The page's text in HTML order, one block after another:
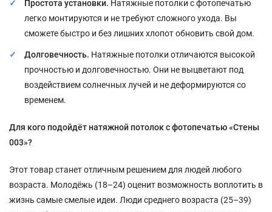
Простота установки. Натяжные потолки с фотопечатью
легко монтируются и не требуют сложного ухода. Вы
сможете быстро и без лишних хлопот обновить свой дом.
Долговечность. Натяжные потолки отличаются высокой
прочностью и долговечностью. Они не выцветают под
воздействием солнечных лучей и не деформируются со
временем.
Для кого подойдёт натяжной потолок с фотопечатью «Стены
003»?
Этот товар станет отличным решением для людей любого
возраста. Молодёжь (18–24) оценит возможность воплотить в
жизнь самые смелые идеи. Люди среднего возраста (25–39)